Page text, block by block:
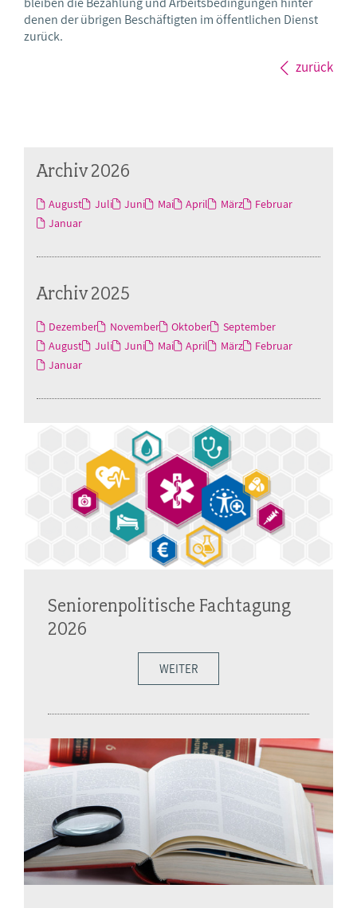
denen der übrigen Beschäftigten im öffentlichen Dienst
zurück.
zurück
Archiv 2026
August Juli Juni Mai April März
Februar
Januar
Archiv 2025
Dezember November Oktober
September
August
Juli Juni Mai April März
Februar
Januar
Seniorenpolitische Fachtagung
2026
WEITER